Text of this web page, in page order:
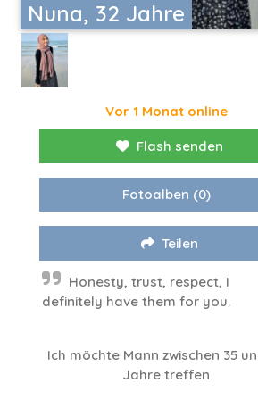
Nuna, 32 Jahre
Vor 1 Monat online
Flash senden
Fotoalben (0)
Teilen
Honesty, trust, respect, I
definitely have them for you.
Ich möchte Mann zwischen 35
Jahre treffen